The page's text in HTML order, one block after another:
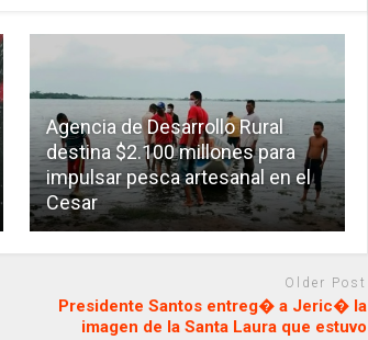
Agencia de Desarrollo Rural
destina $2.100 millones para
impulsar pesca artesanal en el
Cesar​
Older Post
Presidente Santos entreg� a Jeric� la
imagen de la Santa Laura que estuvo